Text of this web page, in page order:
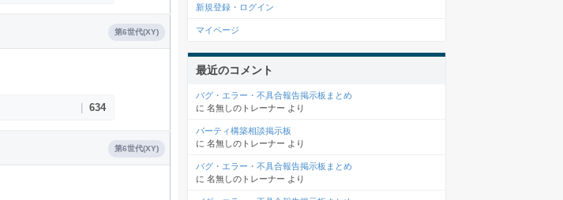
第6世代(XY)
634
第6世代(XY)
新規登録・ログイン
マイページ
最近のコメント
バグ・エラー・不具合報告掲示板まとめ
に 名無しのトレーナー より
パーティ構築相談掲示板
に 名無しのトレーナー より
バグ・エラー・不具合報告掲示板まとめ
に 名無しのトレーナー より